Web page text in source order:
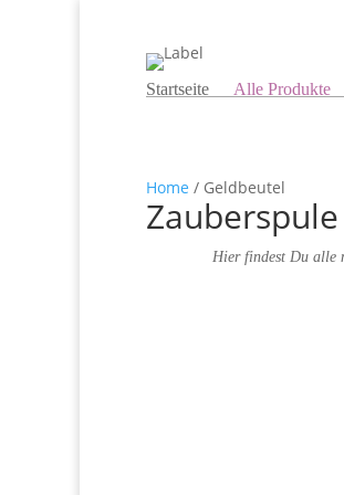
Startseite Alle Produkte
Home / Geldbeutel
Hier findest Du alle